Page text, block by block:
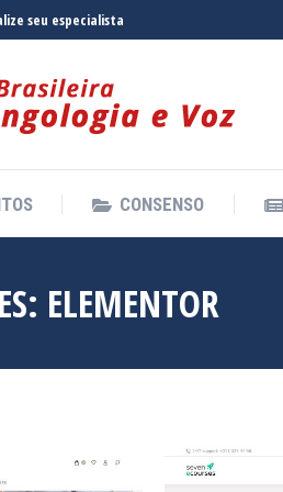
seu especialista
CONSENSO
ELEMENTOR
CONSENSO